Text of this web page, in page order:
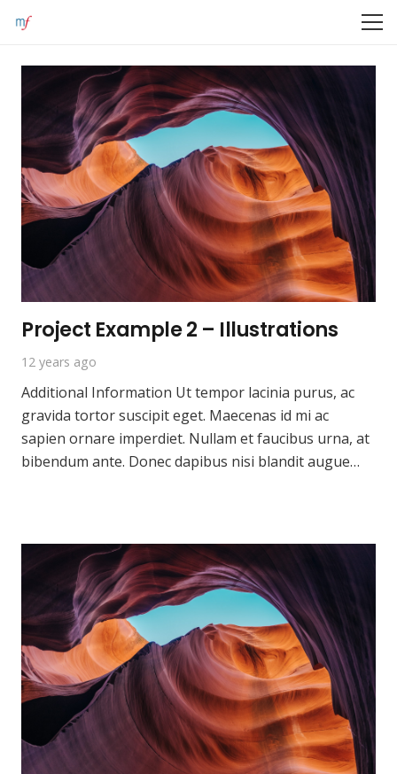
Project Example 2 – Illustrations
12 years ago
Additional Information Ut tempor lacinia purus, ac
gravida tortor suscipit eget. Maecenas id mi ac
sapien ornare imperdiet. Nullam et faucibus urna, at
bibendum ante. Donec dapibus nisi blandit augue…